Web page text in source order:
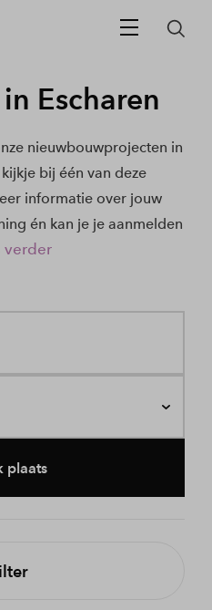
Escharen
nieuwbouwprojecten in
bij één van deze
informatie over jouw
én kan je je aanmelden
verder
plaats